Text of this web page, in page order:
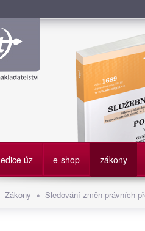
Služební
edice úz e-shop zákony
Zákony » Sledování změn právních